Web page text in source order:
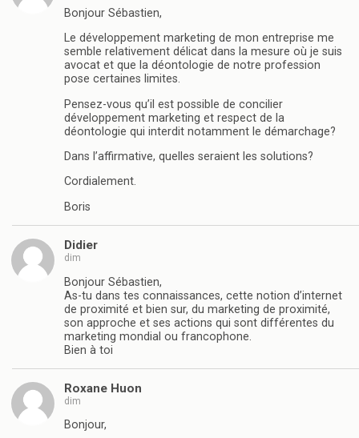
Bonjour Sébastien,
Le développement marketing de mon entreprise me
semble relativement délicat dans la mesure où je suis
avocat et que la déontologie de notre profession
pose certaines limites.
Pensez-vous qu’il est possible de concilier
développement marketing et respect de la
déontologie qui interdit notamment le démarchage?
Dans l’affirmative, quelles seraient les solutions?
Cordialement.
Boris
Didier
dim
Bonjour Sébastien,
As-tu dans tes connaissances, cette notion d’internet
de proximité et bien sur, du marketing de proximité,
son approche et ses actions qui sont différentes du
marketing mondial ou francophone.
Bien à toi
Roxane Huon
dim
Bonjour,